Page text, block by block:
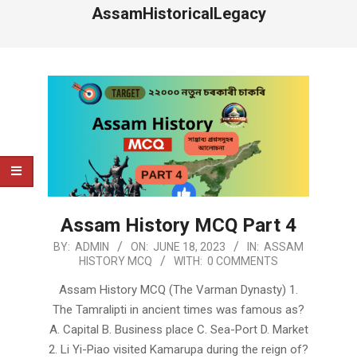
AssamHistoricalLegacy
Assam History MCQ Part 4
2023-
BY: ADMIN ON: JUNE 18, 2023 IN: ASSAM
HISTORY MCQ
WITH: 0 COMMENTS
Assam History MCQ (The Varman Dynasty) 1.
The Tamralipti in ancient times was famous as?
A. Capital B. Business place C. Sea-Port D. Market
2. Li Yi-Piao visited Kamarupa during the reign of?